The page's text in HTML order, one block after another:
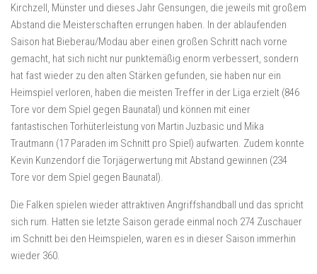
Kirchzell, Münster und dieses Jahr Gensungen, die jeweils mit großem
Abstand die Meisterschaften errungen haben. In der ablaufenden
Saison hat Bieberau/Modau aber einen großen Schritt nach vorne
gemacht, hat sich nicht nur punktemäßig enorm verbessert, sondern
hat fast wieder zu den alten Stärken gefunden, sie haben nur ein
Heimspiel verloren, haben die meisten Treffer in der Liga erzielt (846
Tore vor dem Spiel gegen Baunatal) und können mit einer
fantastischen Torhüterleistung von Martin Juzbasic und Mika
Trautmann (17 Paraden im Schnitt pro Spiel) aufwarten. Zudem konnte
Kevin Kunzendorf die Torjägerwertung mit Abstand gewinnen (234
Tore vor dem Spiel gegen Baunatal).
Die Falken spielen wieder attraktiven Angriffshandball und das spricht
sich rum. Hatten sie letzte Saison gerade einmal noch 274 Zuschauer
im Schnitt bei den Heimspielen, waren es in dieser Saison immerhin
wieder 360.